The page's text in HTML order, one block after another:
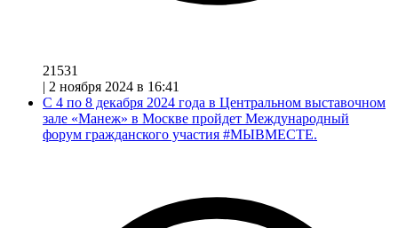
21531
| 2 ноября 2024 в 16:41
С 4 по 8 декабря 2024 года в Центральном выставочном
зале «Манеж» в Москве пройдет Международный
форум гражданского участия #МЫВМЕСТЕ.